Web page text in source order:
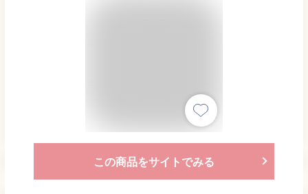
この商品をサイトでみる